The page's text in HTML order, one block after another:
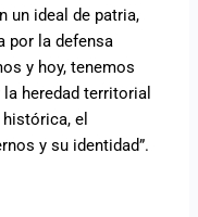
un ideal de patria,
por la defensa
y hoy, tenemos
heredad territorial
el
y su identidad”.